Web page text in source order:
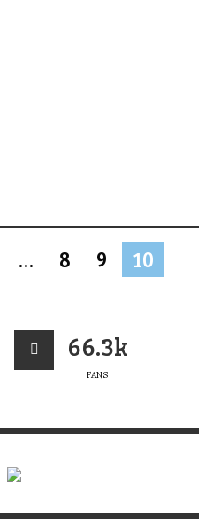
… 8 9 10
66.3k
FANS